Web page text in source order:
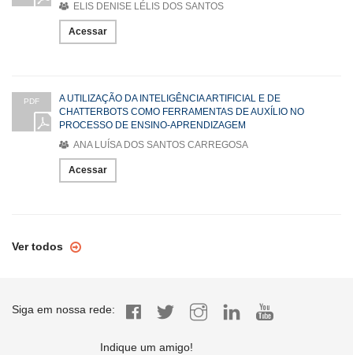
ELIS DENISE LÉLIS DOS SANTOS
Acessar
PDF
A UTILIZAÇÃO DA INTELIGÊNCIA ARTIFICIAL E DE
CHATTERBOTS COMO FERRAMENTAS DE AUXÍLIO NO
PROCESSO DE ENSINO-APRENDIZAGEM
ANA LUÍSA DOS SANTOS CARREGOSA
Acessar
Ver todos
Siga em nossa rede:
Indique um amigo!